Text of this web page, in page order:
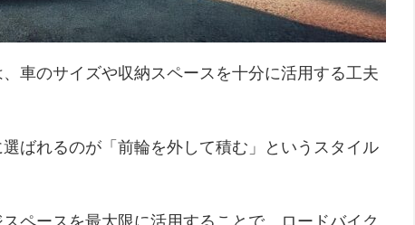
車のサイズや収納スペースを十分に活用する工夫
ばれるのが「前輪を外して積む」というスタイル
ペースを最大限に活用することで、ロードバイク